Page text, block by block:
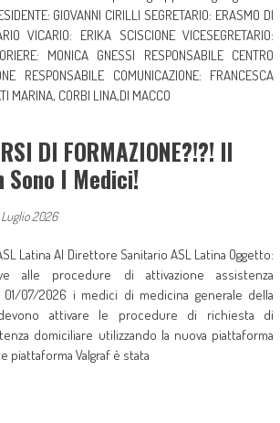
GIOVANNI CIRILLI SEGRETARIO: ERASMO DI
VICARIO: ERIKA SCISCIONE VICESEGRETARIO:
MONICA GNESSI RESPONSABILE CENTRO
RESPONSABILE COMUNICAZIONE: FRANCESCA
MARINA, CORBI LINA,DI MACCO
DI FORMAZIONE?!?! Il
Sono I Medici!
2026
Latina Al Direttore Sanitario ASL Latina Oggetto:
alle procedure di attivazione assistenza
01/07/2026 i medici di medicina generale della
attivare le procedure di richiesta di
domiciliare utilizzando la nuova piattaforma
piattaforma Valgraf è stata